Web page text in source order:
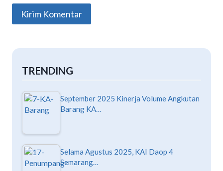
TRENDING
September 2025 Kinerja Volume Angkutan
Barang KA…
Selama Agustus 2025, KAI Daop 4
Semarang…